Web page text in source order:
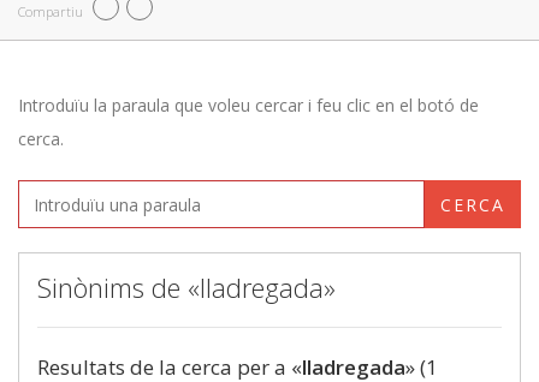
Compartiu
Introduïu la paraula que voleu cercar i feu clic en el botó de
cerca.
CERCA
Sinònims de «lladregada»
Resultats de la cerca per a «lladregada» (1